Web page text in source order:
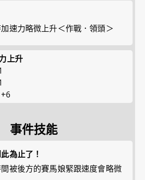
速力略微上升＜作戰．領頭＞
上升
+6
事件技能
為止了！
被後方的賽馬娘緊跟速度會略微